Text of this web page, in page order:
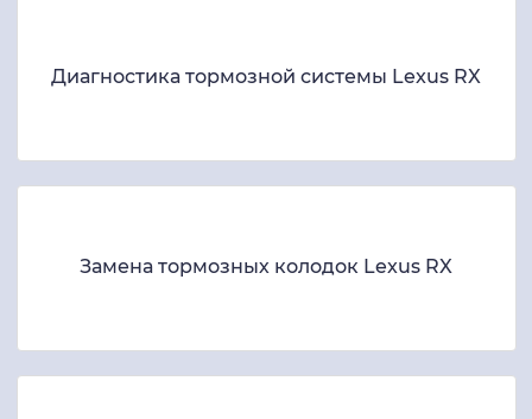
Диагностика тормозной системы Lexus RX
Замена тормозных колодок Lexus RX